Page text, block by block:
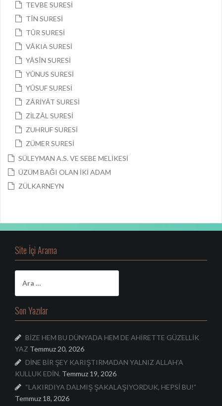
TEVBE SURESİ
TÎN SURESİ
TÛR SURESİ
VÂKIA SURESİ
YÂSÎN SURESİ
YÛNUS SURESİ
YÛSUF SURESİ
ZÂRİYÂT SURESİ
ZİLZÂL SURESİ
ZUHRUF SURESİ
ZÜMER SURESİ
SÜLEYMAN A.S. VE SEBE MELİKESİ
ÜZÜM BAĞI OLAN İKİ ADAM
ZÜLKARNEYN
Site İçi Arama
a
m
a
Son Yazılar
BİZE HEM BU DÜNYADA HEM DE AHİRETTE GÜZELLİK
YAZ Temmuz 20, 2026
DİNE BİR ŞEY KARIŞTIRMADAN YALNIZ ALLAH’A
KULLUK EDİN. Temmuz 19, 2026
“LAKIRDIYA DALMIŞ ŞAKALAŞIYORDUK, HEPSİ BU!”
Temmuz 18, 2026